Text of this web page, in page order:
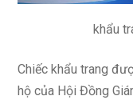
khẩu
Chiếc khẩu trang
hộ của Hội Đồng